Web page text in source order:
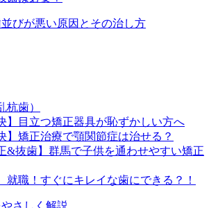
並びが悪い原因とその治し方
杭歯）
】目立つ矯正器具が恥ずかしい方へ
】矯正治療で顎関節症は治せる？
&抜歯】群馬で子供を通わせやすい矯正
就職！すぐにキレイな歯にできる？！